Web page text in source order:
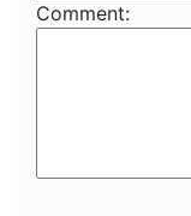
Comment: